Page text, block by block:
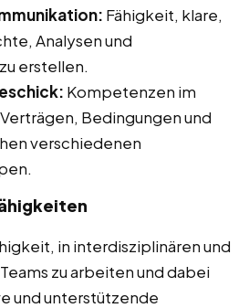
Fähigkeit, klare,
Analysen und
erstellen.
Kompetenzen im
Bedingungen und
verschiedenen
in interdisziplinären und
zu arbeiten und dabei
und unterstützende